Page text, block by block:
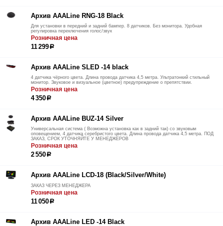
Архив AAALine RNG-18 Black
Для установки в передний и задний бампер. 8 датчиков. Без монитора. Удобная
регулировка переключения голос/звук
Розничная цена
11 299р
Архив AAALine SLED -14 black
4 датчика чёрного цвета. Длина провода датчика 4,5 метра. Ультратонкий стильный
монитор. Звуковое и визуальное (цветное) предупреждение о препятствии.
Розничная цена
4 350р
Архив AAALine BUZ-14 Silver
Универсальная система ( Возможна установка как в задний так) со звуковым
оповещением, 4 датчика серебристого цвета. Длина провода датчика 4,5 метра. ПОД
ЗАКАЗ, СРОК УТОЧНЯЙТЕ У МЕНЕДЖЕРОВ
Розничная цена
2 550р
Архив AAALine LCD-18 (Black/Silver/White)
ЗАКАЗ ЧЕРЕЗ МЕНЕДЖЕРА
Розничная цена
11 050р
Архив AAALine LED -14 Black